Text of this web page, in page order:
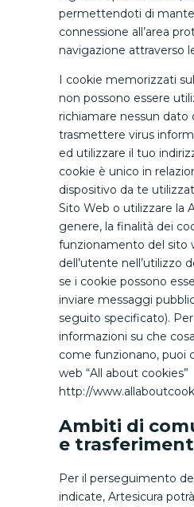
permettendoti di
connessione all’area
navigazione attraverso
I cookie memorizzati
non possono essere
richiamare nessun dato
trasmettere virus
ed utilizzare il tuo
cookie è unico in
dispositivo da te
Sito Web o utilizzare la
genere, la finalità dei
funzionamento del sito
dell’utente nell’utilizzo
se i cookie possono
inviare messaggi
seguito specificato).
informazioni su che
come funzionano, puoi
web “All about cookies”
http://
Ambiti di
e
Per il perseguimento
indicate, Artesicura